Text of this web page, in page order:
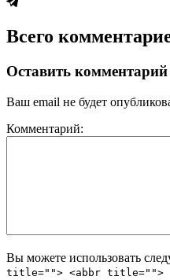
Всего
Оставить комментарий
Ваш email не будет
Комментарий:
Вы можете использовать
title=""> <abbr title="">